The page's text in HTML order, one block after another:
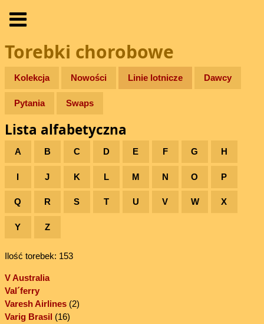
Torebki chorobowe
Kolekcja Nowości Linie lotnicze Dawcy
Pytania Swaps
Lista alfabetyczna
A B C D E F G H
I J K L M N O P
Q R S T U V W X
Y Z
Ilość torebek: 153
V Australia
Val´ferry
Varesh Airlines(2)
Varig Brasil (16)